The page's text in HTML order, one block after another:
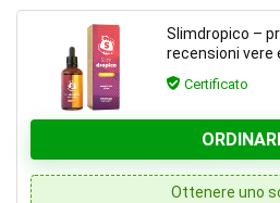
Slimdropico –
recensioni vere
Certificato
Ottenere uno